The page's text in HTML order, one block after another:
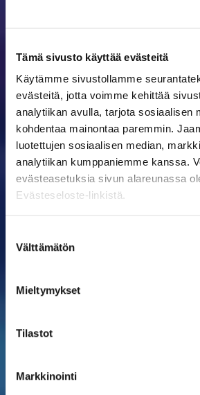
Tämä sivusto käyttää evästeitä
Käytämme sivustollamme
evästeitä, jotta voimme kehittää
analytiikan avulla, tarjota sosiaalisen
kohdentaa mainontaa paremmin.
luotettujen sosiaalisen median,
analytiikan kumppaniemme kanssa.
evästeasetuksia sivun alareunassa
Evästeseloste-linkistä.
valinta
Välttämätön
Mieltymykset
Tilastot
Markkinointi